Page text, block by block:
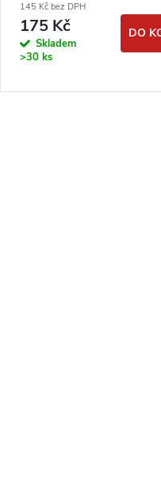
145 Kč bez DPH
175 Kč
Skladem
>30 ks
DO